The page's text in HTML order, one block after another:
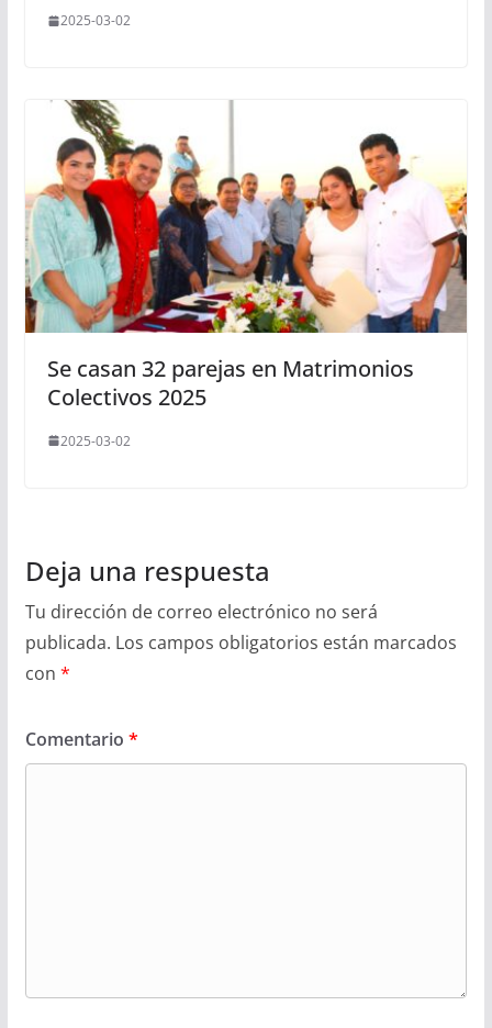
2025-03-02
Se casan 32 parejas en Matrimonios
Colectivos 2025
2025-03-02
Deja una respuesta
Tu dirección de correo electrónico no será
publicada. Los campos obligatorios están marcados
con *
Comentario *